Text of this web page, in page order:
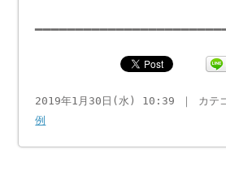
2019年1月30日(水) 10:39 ｜ カテゴ
例